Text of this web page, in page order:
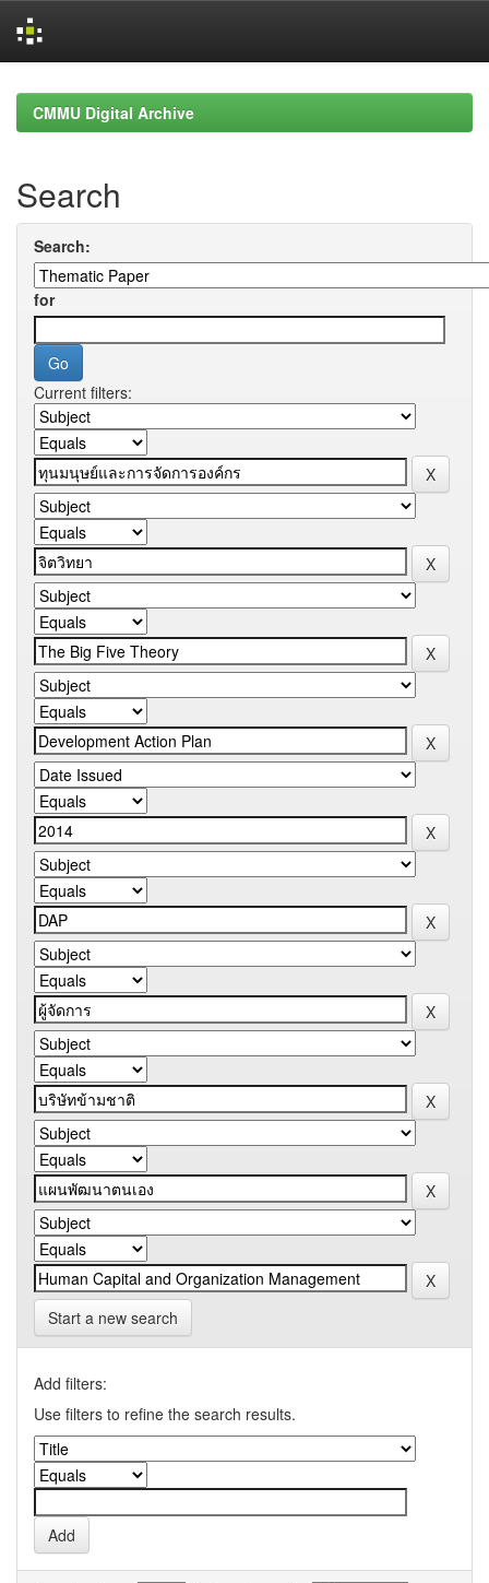
navigationCMMU Digital Archive
Search
Search:
for
Current filters:
Start a new search
Add filters:
Use filters to refine the search results.